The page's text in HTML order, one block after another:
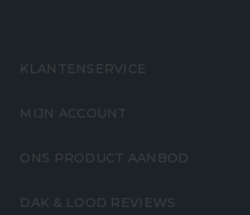
KLANTENSERVICE
MIJN ACCOUNT
ONS PRODUCT AANBOD
DAK & LOOD REVIEWS